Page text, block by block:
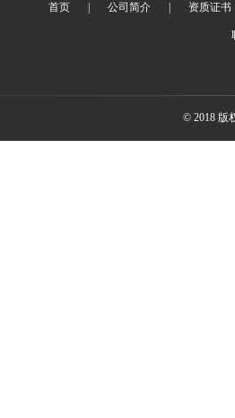
首页 公司简介 资质证书
© 2018 版